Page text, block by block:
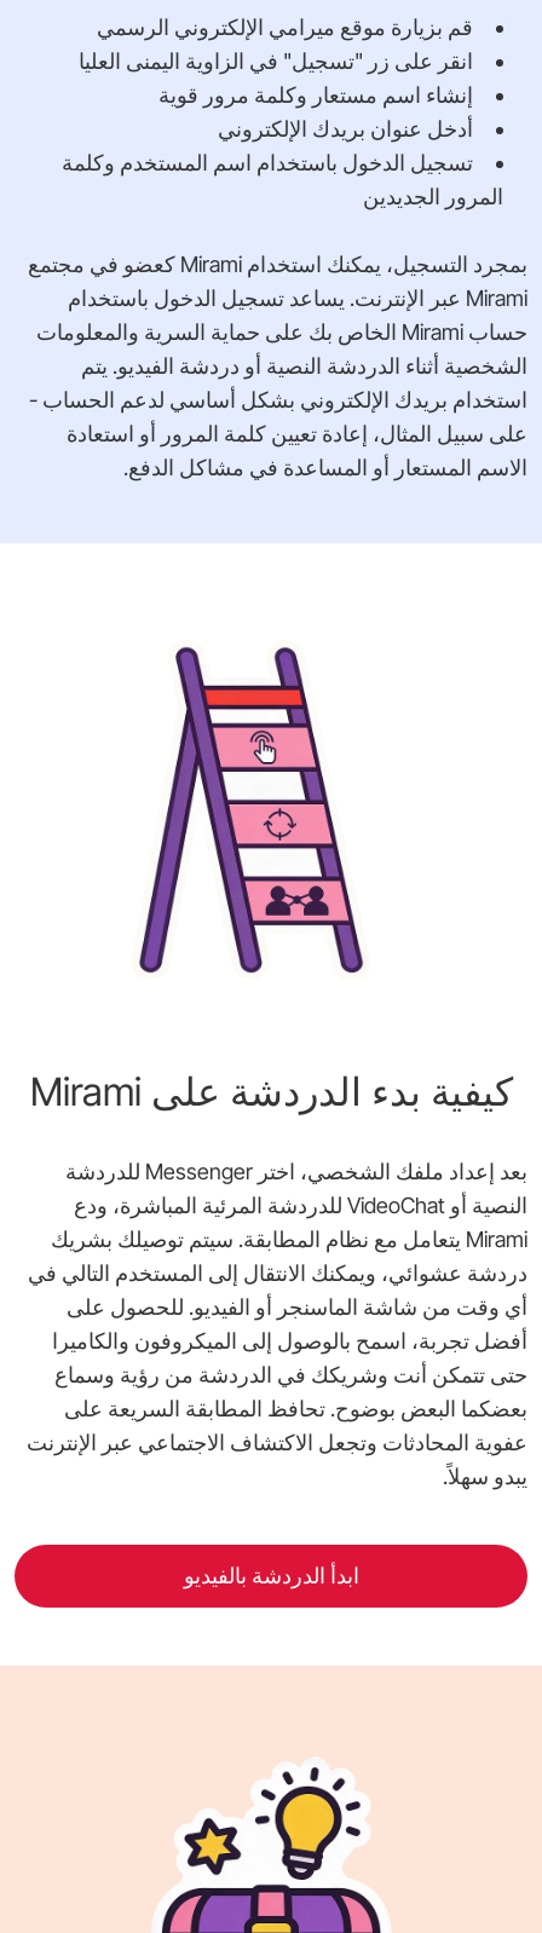
قم بزيارة موقع ميرامي الإلكتروني الرسمي
انقر على زر "تسجيل" في الزاوية اليمنى العليا
إنشاء اسم مستعار وكلمة مرور قوية
أدخل عنوان بريدك الإلكتروني
تسجيل الدخول باستخدام اسم المستخدم وكلمة
المرور الجديدين
بمجرد التسجيل، يمكنك استخدام Mirami كعضو في مجتمع
Mirami عبر الإنترنت. يساعد تسجيل الدخول باستخدام
حساب Mirami الخاص بك على حماية السرية والمعلومات
الشخصية أثناء الدردشة النصية أو دردشة الفيديو. يتم
استخدام بريدك الإلكتروني بشكل أساسي لدعم الحساب -
على سبيل المثال، إعادة تعيين كلمة المرور أو استعادة
الاسم المستعار أو المساعدة في مشاكل الدفع.
كيفية بدء الدردشة على Mirami
بعد إعداد ملفك الشخصي، اختر Messenger للدردشة
النصية أو VideoChat للدردشة المرئية المباشرة، ودع
Mirami يتعامل مع نظام المطابقة. سيتم توصيلك بشريك
دردشة عشوائي، ويمكنك الانتقال إلى المستخدم التالي في
أي وقت من شاشة الماسنجر أو الفيديو. للحصول على
أفضل تجربة، اسمح بالوصول إلى الميكروفون والكاميرا
حتى تتمكن أنت وشريكك في الدردشة من رؤية وسماع
بعضكما البعض بوضوح. تحافظ المطابقة السريعة على
عفوية المحادثات وتجعل الاكتشاف الاجتماعي عبر الإنترنت
يبدو سهلاً.
ابدأ الدردشة بالفيديو